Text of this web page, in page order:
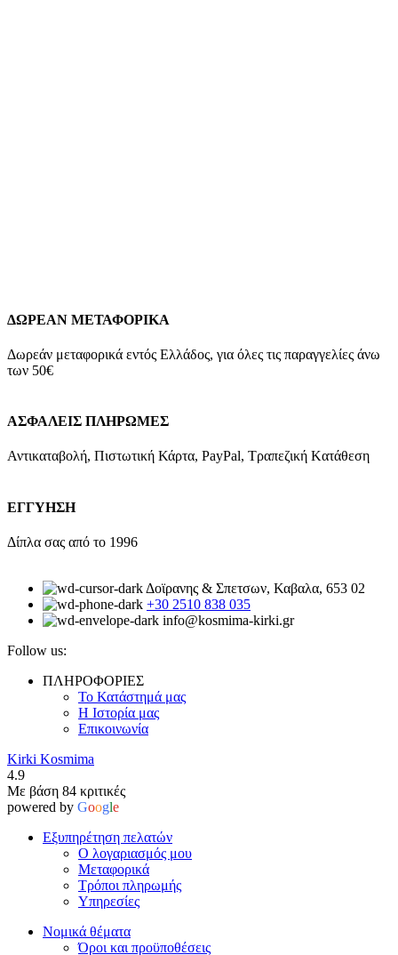
ΔΩΡΕΑΝ ΜΕΤΑΦΟΡΙΚΑ
Δωρεάν μεταφορικά εντός Ελλάδος, για όλες τις παραγγελίες άνω
των 50€
ΑΣΦΑΛΕΙΣ ΠΛΗΡΩΜΕΣ
Αντικαταβολή, Πιστωτική Κάρτα, PayPal, Τραπεζική Kατάθεση
ΕΓΓΥΗΣΗ
Δίπλα σας από το 1996
Δοϊρανης & Σπετσων, Καβαλα, 653 02
+30 2510 838 035
info@kosmima-kirki.gr
Follow us:
ΠΛΗΡΟΦΟΡΙΕΣ
Το Κατάστημά μας
Η Ιστορία μας
Επικοινωνία
Kirki Kosmima
4.9
Με βάση 84 κριτικές
powered by Google
Εξυπηρέτηση πελατών
Ο λογαριασμός μου
Μεταφορικά
Τρόποι πληρωμής
Υπηρεσίες
Νομικά θέματα
Όροι και προϋποθέσεις